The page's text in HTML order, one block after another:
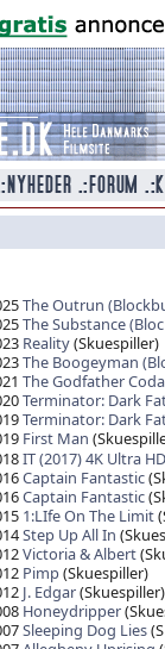
The Outrun
The Substance
Reality(Skuespiller)
The Boogeyman
The Godfather
Terminator: Dark
Terminator: Dark
First Man
IT (2017) 4K Ultra HD
Captain Fantastic
Captain Fantastic
1:LIfe On The Limit
Step Up All In
Victoria & Albert
Pimp(Skuespiller)
J. Edgar(Skuespiller)
Honeydripper
Sleeping Dog Lies